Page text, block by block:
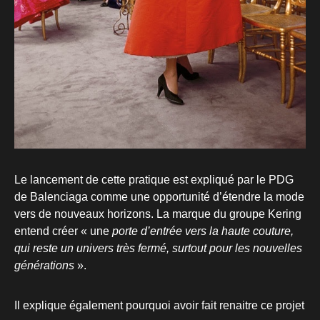
Le lancement de cette pratique est expliqué par le PDG
de Balenciaga comme une opportunité d’étendre la mode
vers de nouveaux horizons. La marque du groupe Kering
entend créer « une porte d’entrée vers la haute couture,
qui reste un univers très fermé, surtout pour les nouvelles
générations ».
Il explique également pourquoi avoir fait renaitre ce projet